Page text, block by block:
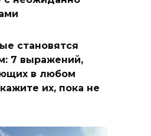
становятся
7 выражений,
в любом
их, пока не